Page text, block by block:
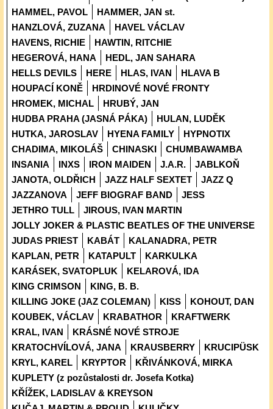
HAMMEL, PAVOL
HAMMER, JAN st.
HANZLOVÁ, ZUZANA
HAVEL VÁCLAV
HAVENS, RICHIE
HAWTIN, RITCHIE
HEGEROVÁ, HANA
HEDL, JAN SAHARA
HELLS DEVILS
HERE HLAS, IVAN
HLAVA B
HOUPACÍ KONĚ
HRDINOVÉ NOVÉ FRONTY
HROMEK, MICHAL
HRUBÝ, JAN
HUDBA PRAHA (JASNÁ PÁKA)
HULAN, LUDĚK
HUTKA, JAROSLAV
HYENA FAMILY
HYPNOTIX
CHADIMA, MIKOLÁŠ
CHINASKI
CHUMBAWAMBA
INSANIA
INXS IRON MAIDEN J.A.R.
JABLKOŇ
JANOTA, OLDŘICH
JAZZ HALF SEXTET
JAZZ Q
JAZZANOVA
JEFF BIOGRAF BAND
JESS
JETHRO TULL
JIROUS, IVAN MARTIN
JOLLY JOKER & PLASTIC BEATLES OF THE UNIVERSE
JUDAS PRIEST
KABÁT
KALANADRA, PETR
KAPLAN, PETR
KATAPULT
KARKULKA
KARÁSEK, SVATOPLUK
KELAROVÁ, IDA
KING CRIMSON
KING, B. B.
KILLING JOKE (JAZ COLEMAN)
KISS
KOHOUT, DAN
KOUBEK, VÁCLAV
KRABATHOR
KRAFTWERK
KRAL, IVAN
KRÁSNÉ NOVÉ STROJE
KRATOCHVÍLOVÁ, JANA
KRAUSBERRY
KRUCIPÜSK
KRYL, KAREL
KRYPTOR
KŘIVÁNKOVÁ, MIRKA
KUPLETY (z pozůstalosti dr. Josefa Kotka)
KŘÍŽEK, LADISLAV & KREYSON